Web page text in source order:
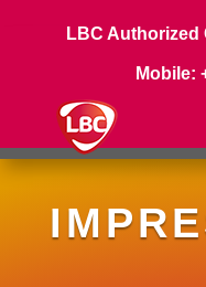
LBC
Mobile: